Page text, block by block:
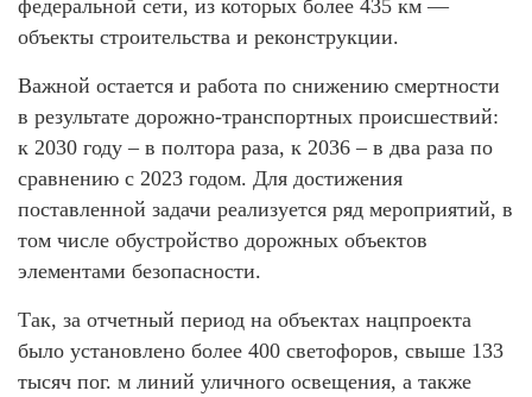
федеральной сети, из которых более 435 км —
объекты строительства и реконструкции.
Важной остается и работа по снижению смертности
в результате дорожно-транспортных происшествий:
к 2030 году – в полтора раза, к 2036 – в два раза по
сравнению с 2023 годом. Для достижения
поставленной задачи реализуется ряд мероприятий, в
том числе обустройство дорожных объектов
элементами безопасности.
Так, за отчетный период на объектах нацпроекта
было установлено более 400 светофоров, свыше 133
тысяч пог. м линий уличного освещения, а также